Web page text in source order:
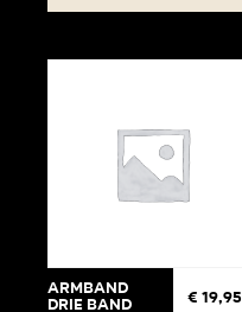
Armband
drie band € 19,95